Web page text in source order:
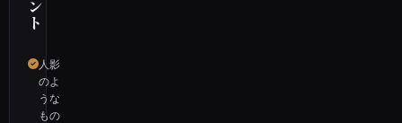
ン
ト
人影
のよ
うな
もの